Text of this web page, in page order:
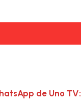
de Uno TV: